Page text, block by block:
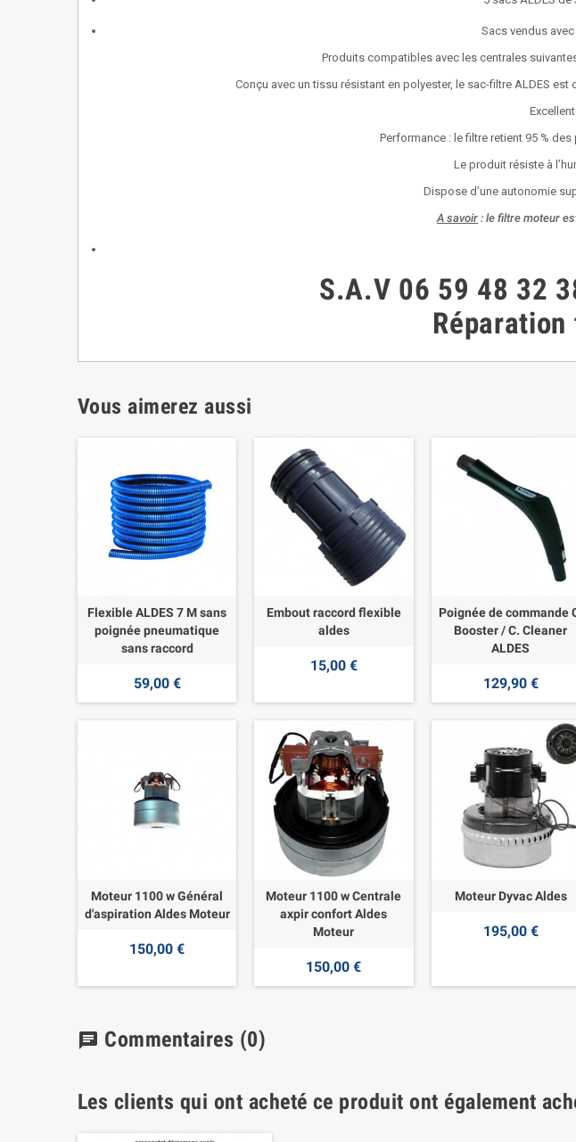
Sacs vendus
Produits compatibles avec les centrales suivantes :
Conçu avec un tissu résistant en polyester, le sac-filtre ALDES est
Performance : le filtre retient 95 %
Le produit résiste à
Dispose d’une autonomie
A savoir : le filtre moteur
S.A.V 06 59 48 32
Vous aimerez aussi
Flexible ALDES 7 M sans
poignée pneumatique
sans raccord
59,00 €
Embout raccord flexible
aldes
15,00 €
Poignée de commande
Booster / C. Cleaner
ALDES
129,90 €
Moteur 1100 w Général
d'aspiration Aldes Moteur
150,00 €
Moteur 1100 w Centrale
axpir confort Aldes
Moteur
150,00 €
Moteur Dyvac Aldes
195,00 €
chat Commentaires (0)
Les clients qui ont acheté ce produit ont également